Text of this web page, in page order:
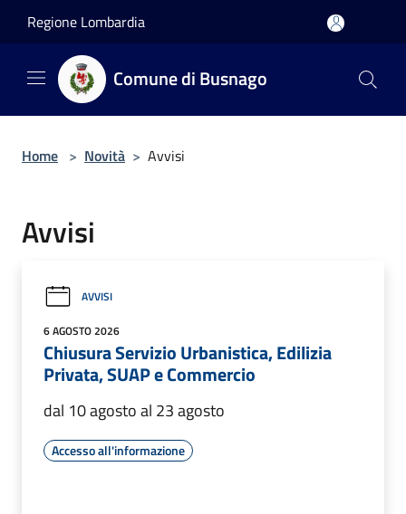
Regione Lombardia
Comune di Busnago
Home > Novità > Avvisi
Avvisi
AVVISI
6 AGOSTO 2026
Chiusura Servizio Urbanistica, Edilizia
Privata, SUAP e Commercio
dal 10 agosto al 23 agosto
Accesso all'informazione